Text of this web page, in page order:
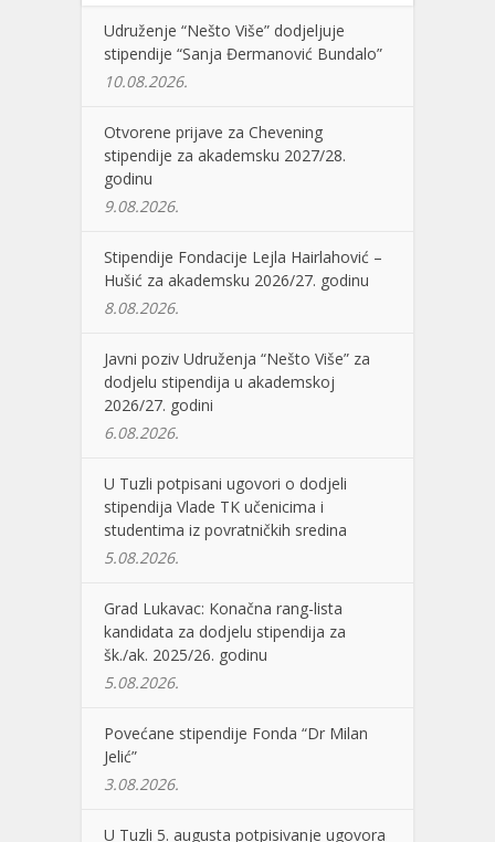
Udruženje “Nešto Više” dodjeljuje
stipendije “Sanja Đermanović Bundalo”
10.08.2026.
Otvorene prijave za Chevening
stipendije za akademsku 2027/28.
godinu
9.08.2026.
Stipendije Fondacije Lejla Hairlahović –
Hušić za akademsku 2026/27. godinu
8.08.2026.
Javni poziv Udruženja “Nešto Više” za
dodjelu stipendija u akademskoj
2026/27. godini
6.08.2026.
U Tuzli potpisani ugovori o dodjeli
stipendija Vlade TK učenicima i
studentima iz povratničkih sredina
5.08.2026.
Grad Lukavac: Konačna rang-lista
kandidata za dodjelu stipendija za
šk./ak. 2025/26. godinu
5.08.2026.
Povećane stipendije Fonda “Dr Milan
Jelić”
3.08.2026.
U Tuzli 5. augusta potpisivanje ugovora